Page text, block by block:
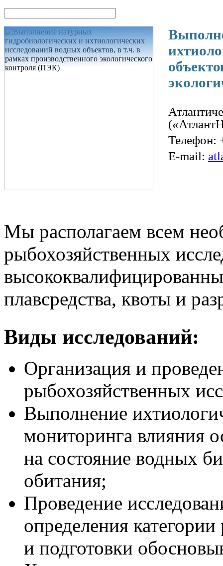
Телефон:
E-mail:
Мы располагаем всем
рыбохозяйственных
плавсредства, квоты и
Виды исследований:
Организация и
рыбохозяйственных
Выполнение
мониторинга влияния
на состояние водных
обитания;
Проведение
определения
и подготовки